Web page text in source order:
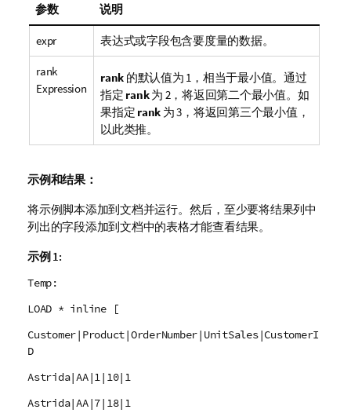
参数 说明
expr 表达式或字段包含要度量的数据。
rank
Expression
rank 的默认值为 1，相当于最小值。通过
指定 rank为 2，将返回第二个最小值。如
果指定 rank 为 3，将返回第三个最小值，
以此类推。
示例和结果：
将示例脚本添加到文档并运行。然后，至少要将结果列中
列出的字段添加到文档中的表格才能查看结果。
示例 1:
Temp:
LOAD * inline [
Customer|Product|OrderNumber|UnitSales|CustomerI
D
Astrida|AA|1|10|1
Astrida|AA|7|18|1